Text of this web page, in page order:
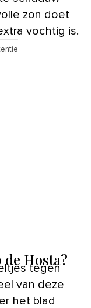
zon doet
vochtig is.
Hosta?
tegen
van deze
het blad